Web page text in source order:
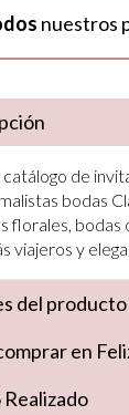
nuestros
catálogo de
bodas
florales, bodas
viajeros y
del producto
en
Realizado